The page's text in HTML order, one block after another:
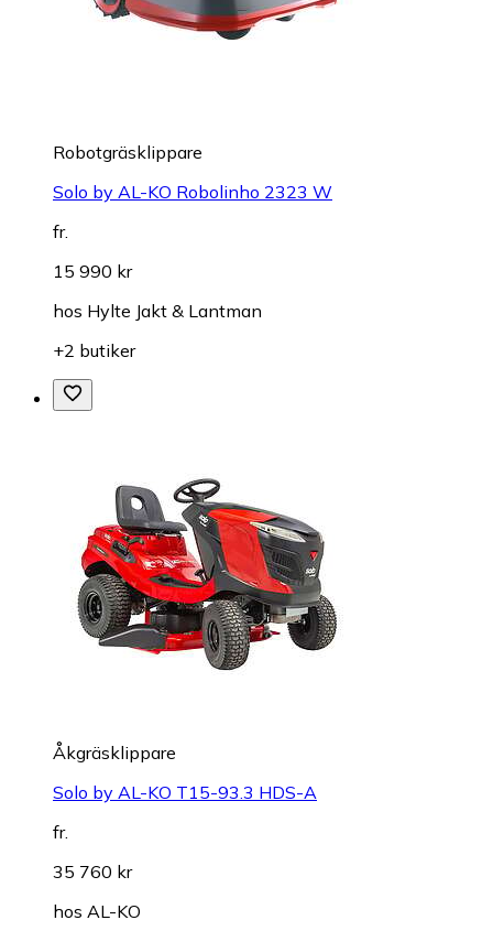
Robotgräsklippare
Solo by AL-KO Robolinho 2323 W
fr.
15 990 kr
hos Hylte Jakt & Lantman
+2 butiker
Åkgräsklippare
Solo by AL-KO T15-93.3 HDS-A
fr.
35 760 kr
hos AL-KO